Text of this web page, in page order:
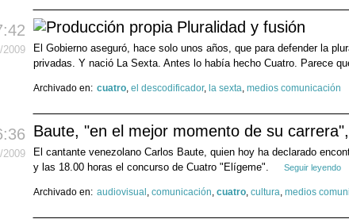
/2009
Pluralidad y fusión
El Gobierno aseguró, hace solo unos años, que para defender la
privadas. Y nació La Sexta. Antes lo había hecho Cuatro. Parece
Archivado en: cuatro, el descodificador, la sexta, medios comunicación
/2009
Baute, "en el mejor momento de su
El cantante venezolano Carlos Baute, quien hoy ha declarado
y las 18.00 horas el concurso de Cuatro "Elígeme".
Seguir leyendo
Archivado en: audiovisual , comunicación, cuatro, cultura, medios